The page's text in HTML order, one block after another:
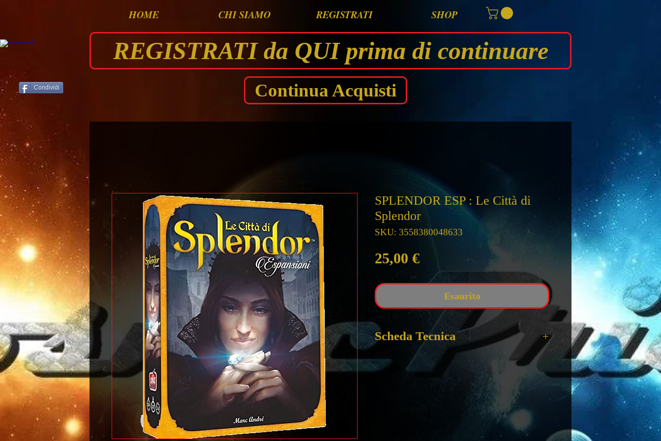
HOME CHI SIAMO REGISTRATI SHOP
REGISTRATI da QUI prima di continuare
Continua Acquisti
SPLENDOR ESP : Le Città di
Splendor
SKU: 3558380048633
25,00 €Prezzo
Esaurito
Scheda Tecnica
SPLENDOR :
ESP Le Città di Splendor
NECESSITA DEL GIOCO BASE
Condividi